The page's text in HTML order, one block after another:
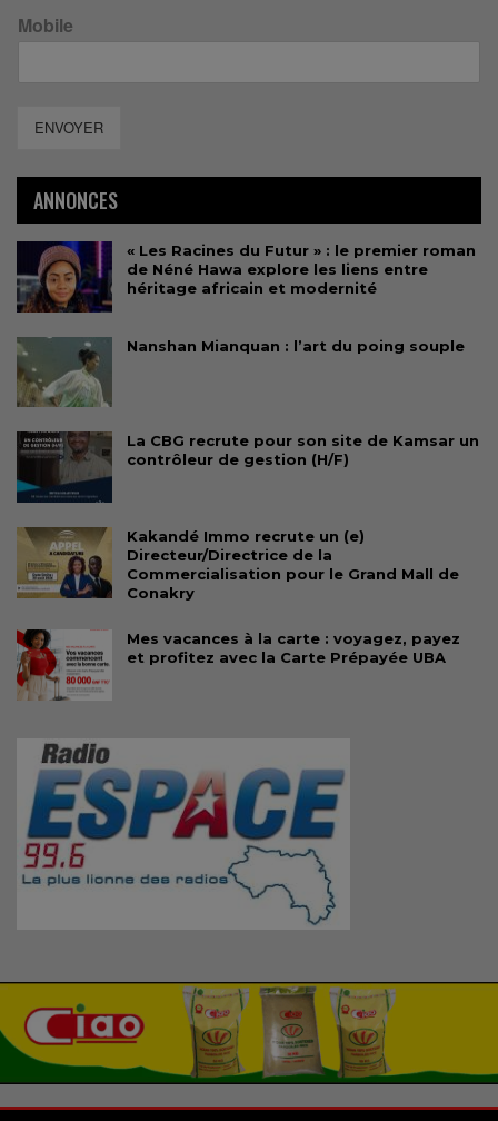
Mobile
ENVOYER
ANNONCES
« Les Racines du Futur » : le premier roman
de Néné Hawa explore les liens entre
héritage africain et modernité
Nanshan Mianquan : l’art du poing souple
La CBG recrute pour son site de Kamsar un
contrôleur de gestion (H/F)
Kakandé Immo recrute un (e)
Directeur/Directrice de la
Commercialisation pour le Grand Mall de
Conakry
Mes vacances à la carte : voyagez, payez
et profitez avec la Carte Prépayée UBA